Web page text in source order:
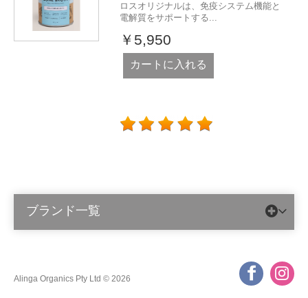
ロスオリジナルは、免疫システム機能と
電解質をサポートする...
￥5,950
カートに入れる
ブランド一覧
Alinga Organics Pty Ltd © 2026